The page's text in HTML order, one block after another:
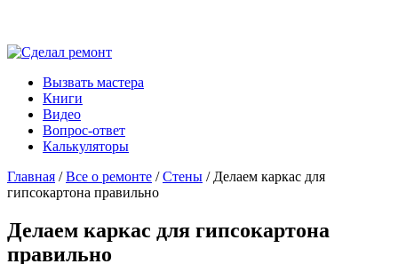
Вызвать мастера
Книги
Видео
Вопрос-ответ
Калькуляторы
Главная /Все о ремонте /Стены / Делаем каркас для
гипсокартона правильно
Делаем каркас для гипсокартона
правильно